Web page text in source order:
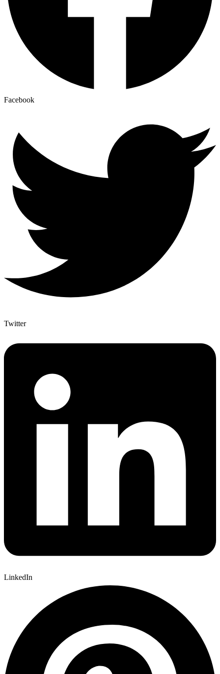
Facebook
Twitter
LinkedIn